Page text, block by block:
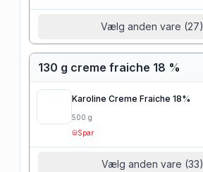
Vælg anden vare (27)
130 g creme fraiche 18 %
Karoline Creme Fraiche 18%
500 g
Spar
Vælg anden vare (33)